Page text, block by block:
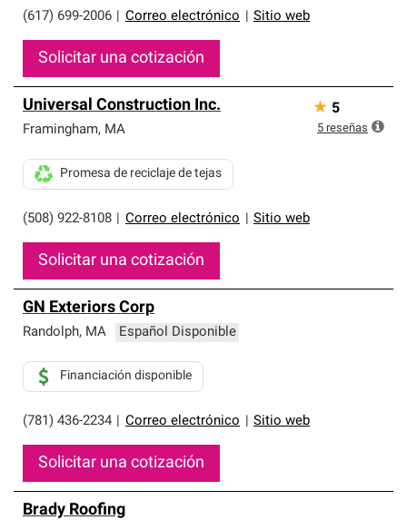
(617) 699-2006 Correo electrónico Sitio web
Solicitar una cotización
Universal Construction Inc.
Framingham, MA
(508) 922-8108 Correo electrónico Sitio web
Promesa de reciclaje de tejas
Solicitar una cotización
★ 5
5 reseñas
GN Exteriors Corp
Randolph, MA Español Disponible
(781) 436-2234 Correo electrónico Sitio web
Financiación disponible
Solicitar una cotización
Brady Roofing